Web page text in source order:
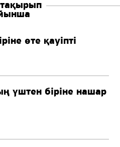
өте қауіпті
үштен біріне нашар